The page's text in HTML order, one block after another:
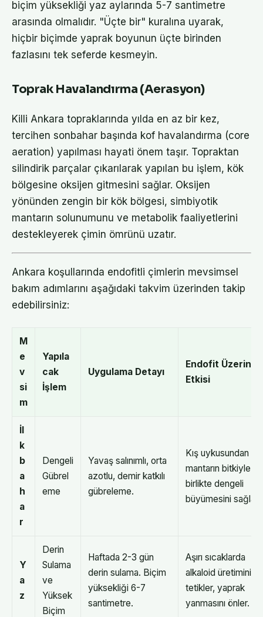
biçim yüksekliği yaz aylarında 5-7 santimetre
arasında olmalıdır. "Üçte bir" kuralına uyarak,
hiçbir biçimde yaprak boyunun üçte birinden
fazlasını tek seferde kesmeyin.
Toprak Havalandırma (Aerasyon)
Killi Ankara topraklarında yılda en az bir kez,
tercihen sonbahar başında kof havalandırma (core
aeration) yapılması hayati önem taşır. Topraktan
silindirik parçalar çıkarılarak yapılan bu işlem, kök
bölgesine oksijen gitmesini sağlar. Oksijen
yönünden zengin bir kök bölgesi, simbiyotik
mantarın solunumunu ve metabolik faaliyetlerini
destekleyerek çimin ömrünü uzatır.
Ankara koşullarında endofitli çimlerin mevsimsel
bakım adımlarını aşağıdaki takvim üzerinden takip
edebilirsiniz:
M
e
v
si
m
Yapıla
cak
İşlem
Uygulama Detayı
Endofit
Etkisi
İl
k
b
a
h
a
r
Dengeli
Gübrel
eme
Yavaş salınımlı, orta
azotlu, demir katkılı
gübreleme.
Kış uykusundan
mantarın bitkiyle
birlikte dengeli
büyümesini sağlar.
Y
a
z
Derin
Sulama
ve
Yüksek
Biçim
Haftada 2-3 gün
derin sulama. Biçim
yüksekliği 6-7
santimetre.
Aşırı sıcaklarda
alkaloid üretimini
tetikler, yaprak
yanmasını önler.